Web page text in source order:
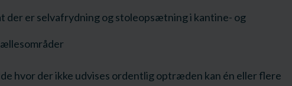
der er selvafrydning og stoleopsætning i kantine- og
hvor der ikke udvises ordentlig optræden kan én eller flere